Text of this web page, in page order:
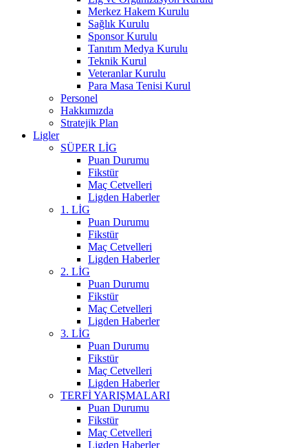
Merkez Hakem Kurulu
Sağlık Kurulu
Sponsor Kurulu
Tanıtım Medya Kurulu
Teknik Kurul
Veteranlar Kurulu
Para Masa Tenisi Kurul
Personel
Hakkımızda
Stratejik Plan
Ligler
SÜPER LİG
Puan Durumu
Fikstür
Maç Cetvelleri
Ligden Haberler
1. LİG
Puan Durumu
Fikstür
Maç Cetvelleri
Ligden Haberler
2. LİG
Puan Durumu
Fikstür
Maç Cetvelleri
Ligden Haberler
3. LİG
Puan Durumu
Fikstür
Maç Cetvelleri
Ligden Haberler
TERFİ YARIŞMALARI
Puan Durumu
Fikstür
Maç Cetvelleri
Ligden Haberler